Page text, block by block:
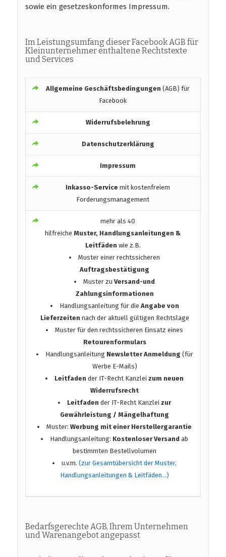
sowie ein gesetzeskonformes Impressum.
Im Leistungsumfang dieser Facebook AGB für
Kleinunternehmer enthaltene Rechtstexte
und Services
Allgemeine Geschäftsbedingungen (AGB) für
Facebook
Widerrufsbelehrung
Datenschutzerklärung
Impressum
Inkasso-Service mit kostenfreiem
Forderungsmanagement
mehr als 40
hilfreicheMuster, Handlungsanleitungen &
Leitfäden wie z.B.
Muster einer rechtssicheren
Auftragsbestätigung
Muster zuVersand-und
Zahlungsinformationen
Handlungsanleitung für die Angabe von
Lieferzeiten nach der aktuell gültigen Rechtslage
Muster für den rechtssicheren Einsatz eines
Retourenformulars
Handlungsanleitung Newsletter Anmeldung (für
Werbe E-Mails)
Leitfaden der IT-Recht Kanzleizum neuen
Widerrufsrecht
Leitfaden der IT-Recht Kanzleizur
Gewährleistung / Mängelhaftung
Muster:Werbung mit einer Herstellergarantie
Handlungsanleitung: Kostenloser Versand ab
bestimmten Bestellvolumen
u.v.m.(zur Gesamtübersicht der Muster,
Handlungsanleitungen & Leitfäden…)
Bedarfsgerechte AGB, Ihrem Unternehmen
und Warenangebot angepasst